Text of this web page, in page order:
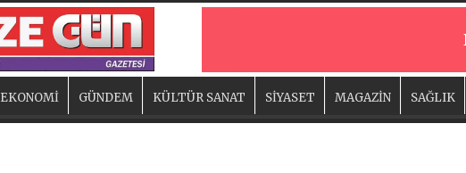
EKONOMİ GÜNDEM KÜLTÜR SANAT SİYASET MAGAZİN SAĞLIK